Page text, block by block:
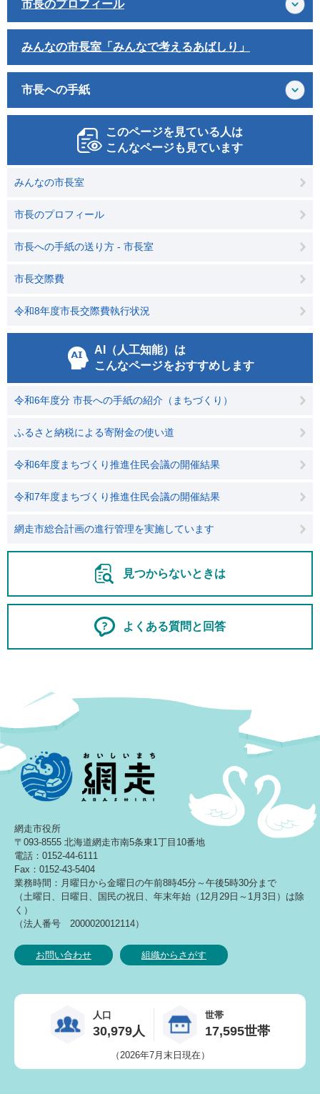
市長のプロフィール
みんなの市長室「みんなで考えるあばしり」
市長への手紙
このページを見ている人は
こんなページも見ています
みんなの市長室
市長のプロフィール
市長への手紙の送り方 - 市長室
市長交際費
令和8年度市長交際費執行状況
AI（人工知能）は
こんなページをおすすめします
令和6年度分 市長への手紙の紹介（まちづくり）
ふるさと納税による寄附金の使い道
令和6年度まちづくり推進住民会議の開催結果
令和7年度まちづくり推進住民会議の開催結果
網走市総合計画の進行管理を実施しています
見つからないときは
よくある質問と回答
網走市役所
〒093-8555 北海道網走市南5条東1丁目10番地
電話：0152-44-6111
Fax：0152-43-5404
業務時間：月曜日から金曜日の午前8時45分～午後5時30分まで
（土曜日、日曜日、国民の祝日、年末年始（12月29日～1月3日）は除
く）
（法人番号 2000020012114）
お問い合わせ 組織からさがす
人口
30,979人
世帯
17,595世帯
（2026年7月末日現在）